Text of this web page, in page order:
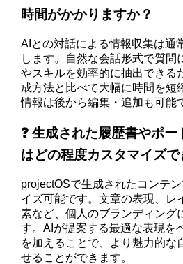
時間がかかりますか？
AIとの対話による情報収集は通
します。自然な会話形式で質問
やスキルを効率的に抽出できる
成方法と比べて大幅に時間を短
情報は後から編集・追加も可能
❓ 生成された履歴書やポ
はどの程度カスタマイズで
projectOSで生成されたコンテ
イズ可能です。文章の表現、レ
素など、個人のブランディング
す。AIが提案する最適な表現を
を加えることで、より魅力的な
せることができます。